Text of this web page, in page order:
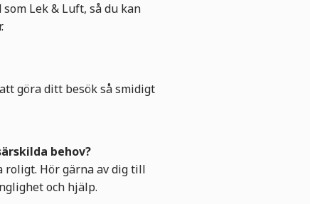
Lek & Luft, så du kan
göra ditt besök så smidigt
behov?
roligt. Hör gärna av dig till
och hjälp.